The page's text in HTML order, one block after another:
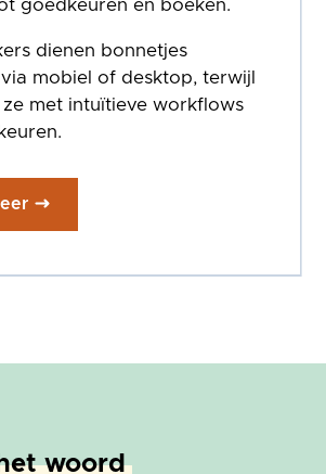
goedkeuren en boeken.
dienen bonnetjes
mobiel of desktop, terwijl
ze met intuïtieve workflows
woord